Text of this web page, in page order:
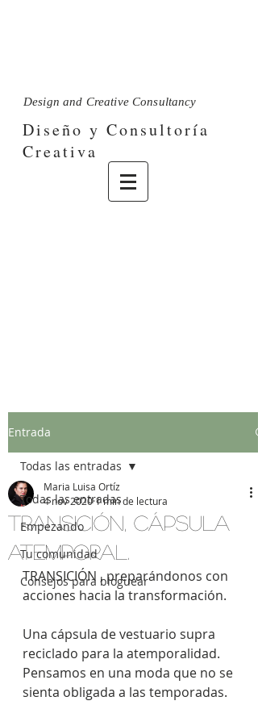
Design and Creative Consultancy
Diseño y Consultoría
Creativa
Entrada
Todas las entradas
Empezando
Tu comunidad
Consejos para bloguear
Todas las entradas
TRANSICIÓN, CÁPSULA
ATEMPORAL.
Maria Luisa Ortíz
4 nov 20201 min de lectura
TRANSICIÓN , preparándonos con
acciones hacia la transformación.
Una cápsula de vestuario supra
reciclado para la atemporalidad.
Pensamos en una moda que no se
sienta obligada a las temporadas.